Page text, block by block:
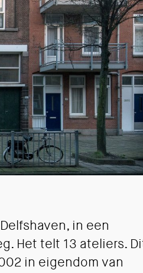
in een
Het telt 13 ateliers.
in eigendom van